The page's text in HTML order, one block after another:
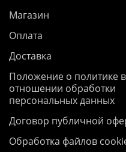
Магазин
Оплата
Доставка
Положение о политике в
отношении обработки
персональных данных
Договор публичной
Обработка файлов